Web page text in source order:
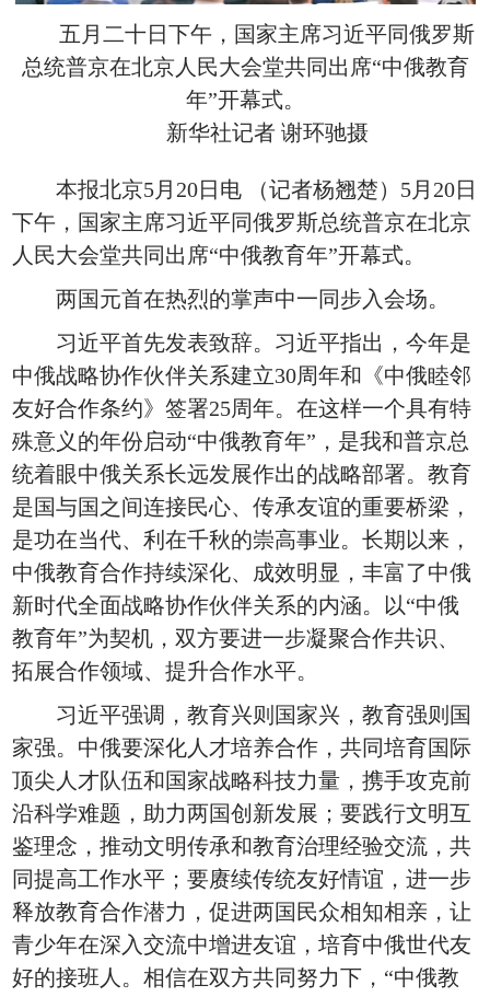
五月二十日下午，国家主席习近平同俄罗斯
总统普京在北京人民大会堂共同出席“中俄教育
年”开幕式。
新华社记者 谢环驰摄
本报北京5月20日电 （记者杨翘楚）5月20日
下午，国家主席习近平同俄罗斯总统普京在北京
人民大会堂共同出席“中俄教育年”开幕式。
两国元首在热烈的掌声中一同步入会场。
习近平首先发表致辞。习近平指出，今年是
中俄战略协作伙伴关系建立30周年和《中俄睦邻
友好合作条约》签署25周年。在这样一个具有特
殊意义的年份启动“中俄教育年”，是我和普京总
统着眼中俄关系长远发展作出的战略部署。教育
是国与国之间连接民心、传承友谊的重要桥梁，
是功在当代、利在千秋的崇高事业。长期以来，
中俄教育合作持续深化、成效明显，丰富了中俄
新时代全面战略协作伙伴关系的内涵。以“中俄
教育年”为契机，双方要进一步凝聚合作共识、
拓展合作领域、提升合作水平。
习近平强调，教育兴则国家兴，教育强则国
家强。中俄要深化人才培养合作，共同培育国际
顶尖人才队伍和国家战略科技力量，携手攻克前
沿科学难题，助力两国创新发展；要践行文明互
鉴理念，推动文明传承和教育治理经验交流，共
同提高工作水平；要赓续传统友好情谊，进一步
释放教育合作潜力，促进两国民众相知相亲，让
青少年在深入交流中增进友谊，培育中俄世代友
好的接班人。相信在双方共同努力下，“中俄教